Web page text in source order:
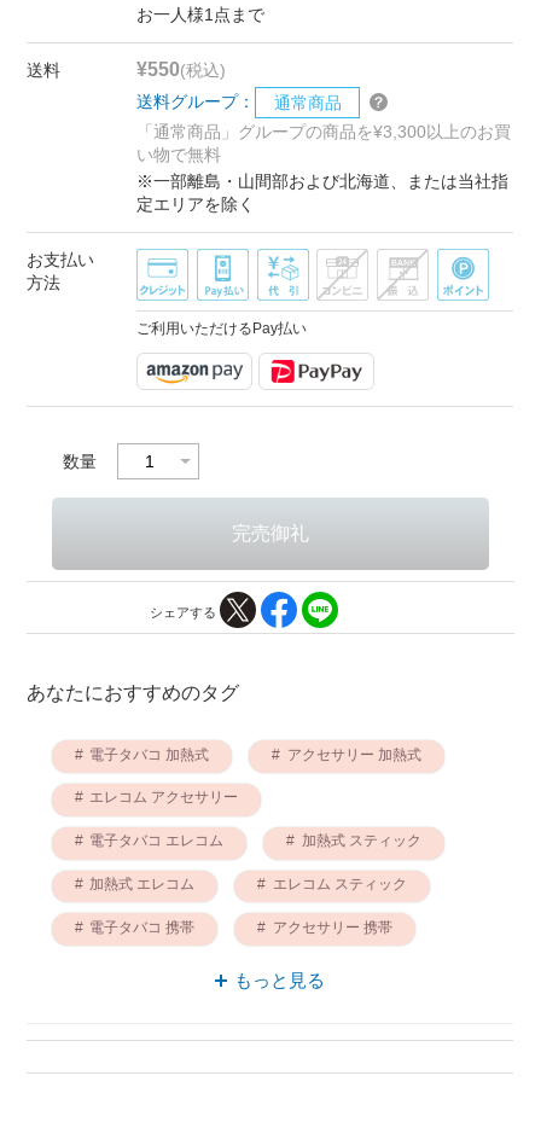
お一人様1点まで
送料 ¥550(税込)
送料グループ：
通常商品
「通常商品」グループの商品を¥3,300以上のお買
い物で無料
※一部離島・山間部および北海道、または当社指
定エリアを除く
お支払い
方法
ご利用いただけるPay払い
数量
シェアする
あなたにおすすめのタグ
電子タバコ 加熱式 アクセサリー 加熱式
エレコム アクセサリー
電子タバコ エレコム 加熱式 スティック
加熱式 エレコム エレコム スティック
電子タバコ 携帯 アクセサリー 携帯
もっと見る